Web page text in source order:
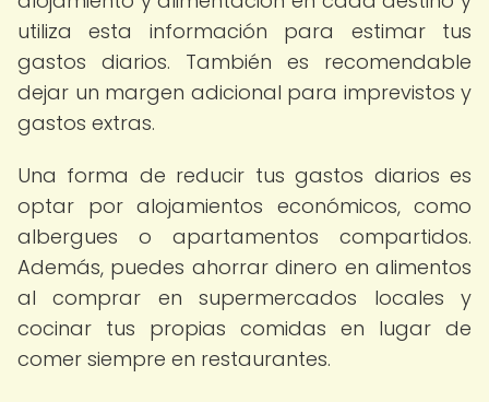
utiliza esta información para estimar tus
gastos diarios. También es recomendable
dejar un margen adicional para imprevistos y
gastos extras.
Una forma de reducir tus gastos diarios es
optar por alojamientos económicos, como
albergues o apartamentos compartidos.
Además, puedes ahorrar dinero en alimentos
al comprar en supermercados locales y
cocinar tus propias comidas en lugar de
comer siempre en restaurantes.